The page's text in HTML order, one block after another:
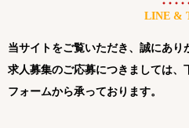
LINE &
当サイトをご覧いただき、誠にあり
求人募集のご応募につきましては
フォームから承っております。